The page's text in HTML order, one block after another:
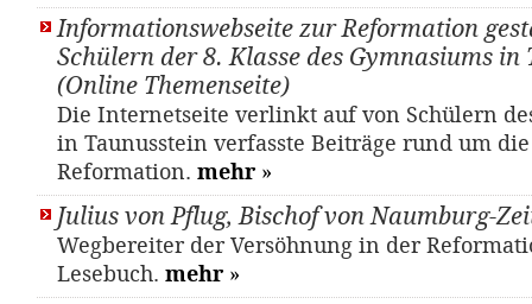
Informationswebseite zur Reformation
Schülern der 8. Klasse des Gymnasiums in
(Online Themenseite)
Die Internetseite verlinkt auf von Schülern
in Taunusstein verfasste Beiträge rund um die
Reformation. mehr »
Julius von Pflug, Bischof von Naumburg-
Wegbereiter der Versöhnung in der
Lesebuch. mehr »